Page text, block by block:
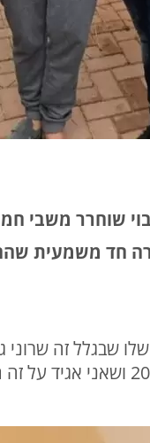
שוחרר משבי
חד משמעית
אני מקווה שאנחנו נראה